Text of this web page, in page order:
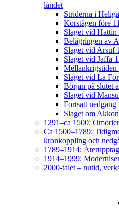
landet
Striderna i
Korstågen före
Slaget vid Hattin
Belägringen av
Slaget vid Arsuf
Slaget vid Jaffa
Mellankrigstiden
Slaget vid La
Början på slutet
Slaget vid
Fortsatt nedgång
Slaget om
1291–ca 1500:
Ca 1500–1789:
kronkoppling och
1789–1914:
1914–1999:
2000-talet – nutid,